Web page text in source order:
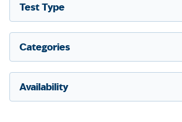
Test Type
Categories
Availability